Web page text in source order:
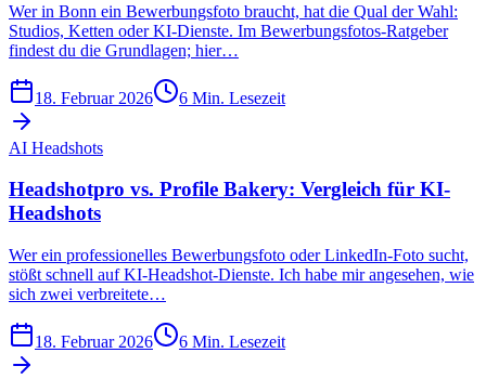
Wer in Bonn ein Bewerbungsfoto braucht, hat die Qual der Wahl:
Studios, Ketten oder KI-Dienste. Im Bewerbungsfotos-Ratgeber
findest du die Grundlagen; hier…
18. Februar 2026 6 Min. Lesezeit
AI Headshots
Headshotpro vs. Profile Bakery: Vergleich für KI-
Headshots
Wer ein professionelles Bewerbungsfoto oder LinkedIn-Foto sucht,
stößt schnell auf KI-Headshot-Dienste. Ich habe mir angesehen, wie
sich zwei verbreitete…
18. Februar 2026 6 Min. Lesezeit